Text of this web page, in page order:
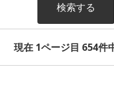
検索する
現在 1ページ目 654件